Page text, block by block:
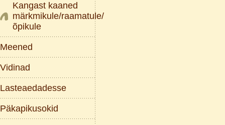
Kangast kaaned
märkmikule/raamatule/
õpikule
Meened
Vidinad
Lasteaedadesse
Päkapikusokid